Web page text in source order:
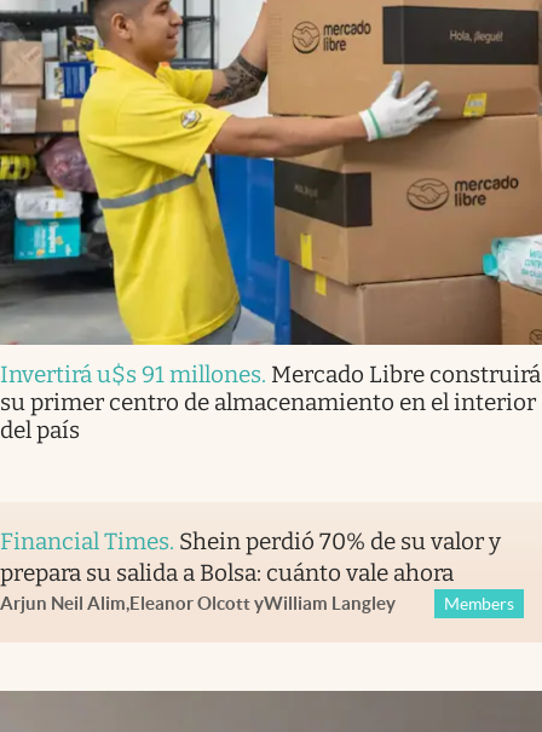
Invertirá u$s 91 millones. Mercado Libre construirá
su primer centro de almacenamiento en el interior
del país
Financial Times. Shein perdió 70% de su valor y
prepara su salida a Bolsa: cuánto vale ahora
Arjun Neil Alim,Eleanor OlcottyWilliam Langley Members